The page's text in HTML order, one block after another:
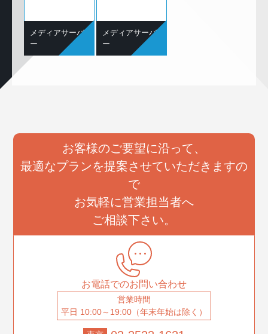
メディアサーバ
ー
メディアサーバ
ー
お客様のご要望に沿って、
最適なプランを提案させていただきますの
で
お気軽に営業担当者へ
ご相談下さい。
お電話でのお問い合わせ
営業時間
平日 10:00～19:00（年末年始は除く）